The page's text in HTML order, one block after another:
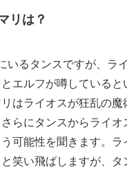
リは？
いるタンスですが、ラ
エルフが噂していると
はライオスが狂乱の魔
らにタンスからライ
可能性を聞きます。ラ
笑い飛ばしますが、タ